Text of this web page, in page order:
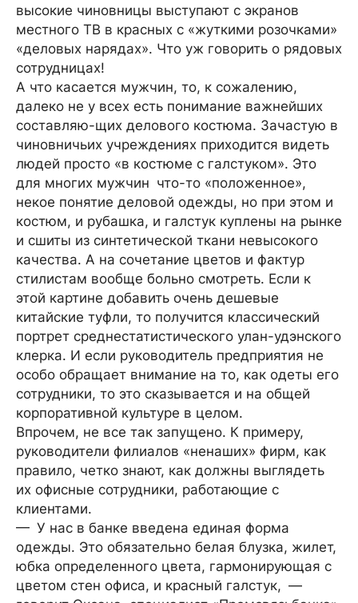
высокие чиновницы выступают с экранов
местного ТВ в красных с «жуткими розочками»
«деловых нарядах». Что уж говорить о рядовых
сотрудницах!
А что касается мужчин, то, к сожалению,
далеко не у всех есть понимание важнейших
составляю-щих делового костюма. Зачастую в
чиновничьих учреждениях приходится видеть
людей просто «в костюме с галстуком». Это
для многих мужчин что-то «положенное»,
некое понятие деловой одежды, но при этом и
костюм, и рубашка, и галстук куплены на рынке
и сшиты из синтетической ткани невысокого
качества. А на сочетание цветов и фактур
стилистам вообще больно смотреть. Если к
этой картине добавить очень дешевые
китайские туфли, то получится классический
портрет среднестатистического улан-удэнского
клерка. И если руководитель предприятия не
особо обращает внимание на то, как одеты его
сотрудники, то это сказывается и на общей
корпоративной культуре в целом.
Впрочем, не все так запущено. К примеру,
руководители филиалов «ненаших» фирм, как
правило, четко знают, как должны выглядеть
их офисные сотрудники, работающие с
клиентами.
— У нас в банке введена единая форма
одежды. Это обязательно белая блузка, жилет,
юбка определенного цвета, гармонирующая с
цветом стен офиса, и красный галстук, —